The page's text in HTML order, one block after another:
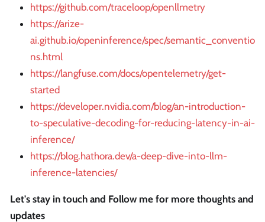
https://github.com/traceloop/openllmetry
https://arize-
ai.github.io/openinference/spec/semantic_conventio
ns.html
https://langfuse.com/docs/opentelemetry/get-
started
https://developer.nvidia.com/blog/an-introduction-
to-speculative-decoding-for-reducing-latency-in-ai-
inference/
https://blog.hathora.dev/a-deep-dive-into-llm-
inference-latencies/
Let's stay in touch and Follow me for more thoughts and
updates